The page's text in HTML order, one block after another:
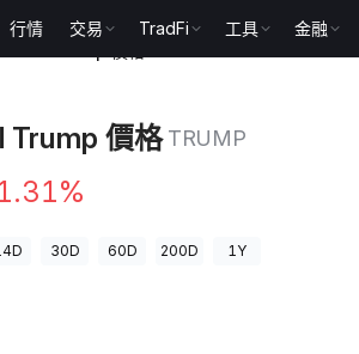
行情 交易 TradFi 工具 金融
Trump 價格 TRUMP
30D 60D 200D 1Y